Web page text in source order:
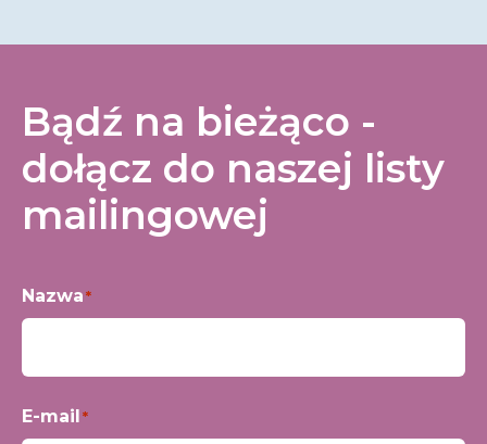
Bądź na bieżąco -
dołącz do naszej listy
mailingowej
Nazwa*
E-mail *